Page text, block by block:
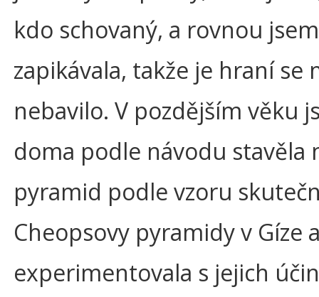
kdo schovaný, a rovnou
zapikávala, takže je hraní se
nebavilo. V pozdějším věku
doma podle návodu stavěla
pyramid podle vzoru
Cheopsovy pyramidy v Gíze
experimentovala s jejich